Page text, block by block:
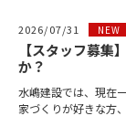
2026/07/31 NEW
【スタッフ募集
か？
水嶋建設では、現在
家づくりが好きな方